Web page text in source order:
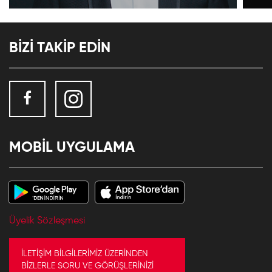
BİZİ TAKİP EDİN
MOBİL UYGULAMA
Üyelik Sözleşmesi
İLETİŞİM BİLGİLERİMİZ ÜZERİNDEN
BİZLERLE SORU VE GÖRÜŞLERİNİZİ